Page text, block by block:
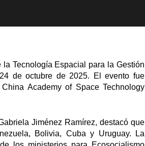
Tecnología Espacial para la Gestión
de octubre de 2025. El evento fue
Academy of Space Technology
Jiménez Ramírez, destacó que
Bolivia, Cuba y Uruguay. La